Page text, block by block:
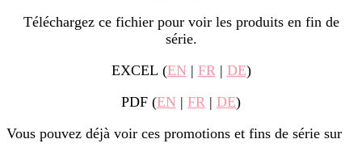
Téléchargez ce fichier pour voir les produits en fin de
série.
EXCEL (EN| FR| DE)
PDF (EN | FR | DE)
Vous pouvez déjà voir ces promotions et fins de série sur